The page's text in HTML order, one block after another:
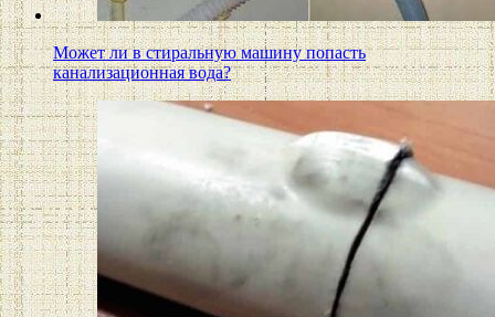
Может ли в стиральную машину попасть
канализационная вода?